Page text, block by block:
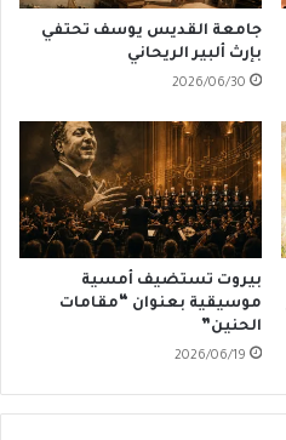
جامعة القديس يوسف تحتفي
بإرث ألبير الريحاني
2026/06/30
بيروت تستضيف أمسية
موسيقية بعنوان “مقامات
الحنين”
2026/06/19